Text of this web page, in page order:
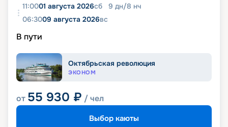
11:0001 августа 2026сб 9 дн/8 нч
06:3009 августа 2026вс
В пути
Октябрьская революция
ЭКОНОМ
от 55 930 ₽ / чел
Выбор каюты